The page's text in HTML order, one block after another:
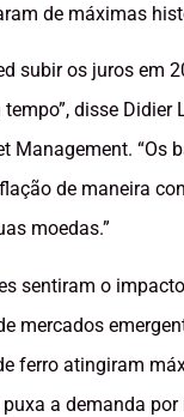
de máximas
subir os juros em
disse
Management. “Os
de maneira
moedas.”
sentiram o
mercados
ferro atingiram
a demanda